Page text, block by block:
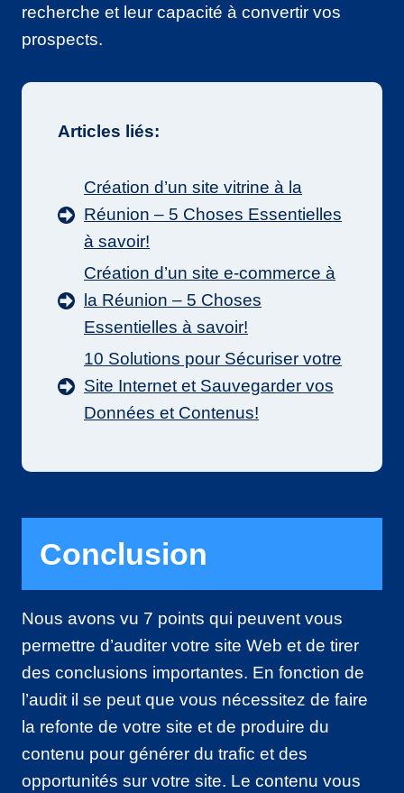
recherche et leur capacité à convertir vos
prospects.
Articles liés:
Création d’un site vitrine à la
Réunion – 5 Choses Essentielles
à savoir!
Création d’un site e-commerce à
la Réunion – 5 Choses
Essentielles à savoir!
10 Solutions pour Sécuriser votre
Site Internet et Sauvegarder vos
Données et Contenus!
Conclusion
Nous avons vu 7 points qui peuvent vous
permettre d’auditer votre site Web et de tirer
des conclusions importantes. En fonction de
l’audit il se peut que vous nécessitez de faire
la refonte de votre site et de produire du
contenu pour générer du trafic et des
opportunités sur votre site. Le contenu vous